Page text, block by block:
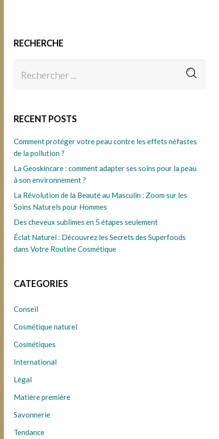
RECHERCHE
RECENT POSTS
Comment protéger votre peau contre les effets néfastes
de la pollution ?
La Geoskincare : comment adapter ses soins pour la peau
à son environnement ?
La Révolution de la Beauté au Masculin : Zoom sur les
Soins Naturels pour Hommes
Des cheveux sublimes en 5 étapes seulement
Éclat Naturel : Découvrez les Secrets des Superfoods
dans Votre Routine Cosmétique
CATEGORIES
Conseil
Cosmétique naturel
Cosmétiques
International
Légal
Matière première
Savonnerie
Tendance